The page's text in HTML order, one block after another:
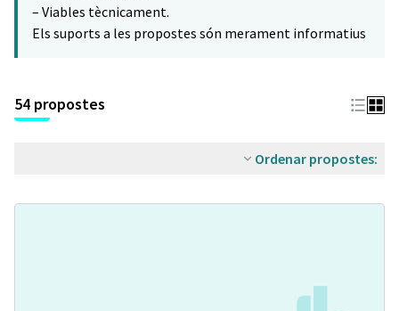
– Viables tècnicament.
Els suports a les propostes són merament informatius
54 propostes
Ordenar propostes: